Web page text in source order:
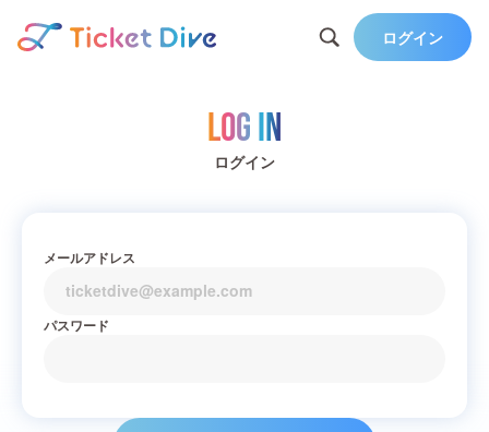
ログイン
Log in
ログイン
メールアドレス
パスワード